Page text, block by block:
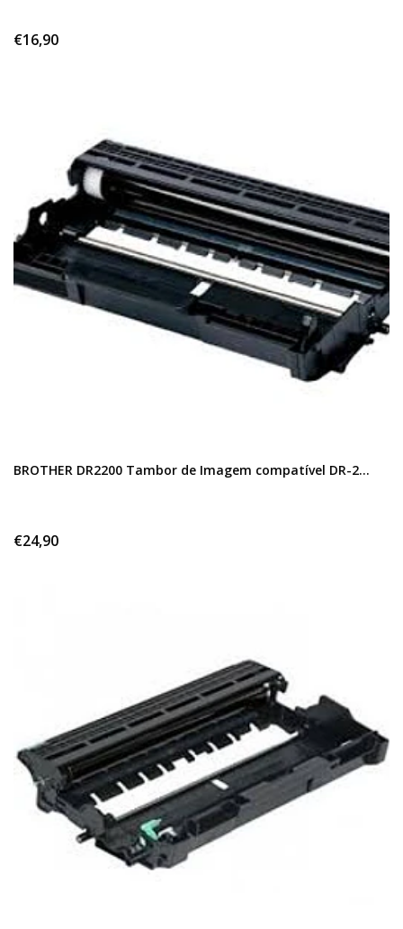
€16,90
BROTHER DR2200 Tambor de Imagem compatível DR-2...
€24,90